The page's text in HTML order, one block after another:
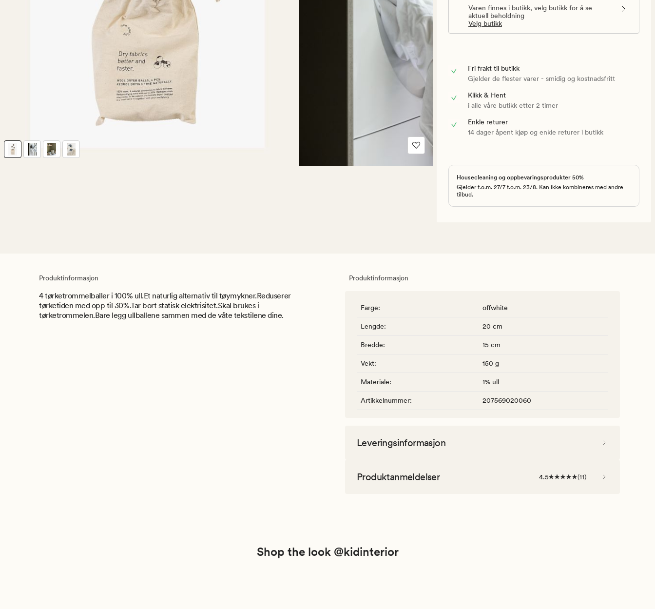
Varen finnes i butikk, velg butikk for å se
aktuell beholdning
Velg butikk
Fri frakt til butikk
Gjelder de flester varer - smidig og kostnadsfritt
Klikk & Hent
i alle våre butikk etter 2 timer
Enkle returer
14 dager åpent kjøp og enkle returer i butikk
Housecleaning og oppbevaringsprodukter 50%
Gjelder f.o.m. 27/7 t.o.m. 23/8. Kan ikke kombineres med andre
tilbud.
Produktinformasjon
4 tørketrommelballer i 100% ull.Et naturlig alternativ til tøymykner.Reduserer
tørketiden med opp til 30%.Tar bort statisk elektrisitet.Skal brukes i
tørketrommelen.Bare legg ullballene sammen med de våte tekstilene dine.
Produktinformasjon
Farge: offwhite
Lengde: 20 cm
Bredde: 15 cm
Vekt: 150 g
Materiale: 1% ull
Artikkelnummer: 207569020060
Leveringsinformasjon
Produktanmeldelser 4.5 (11)
Shop the look @kidinterior